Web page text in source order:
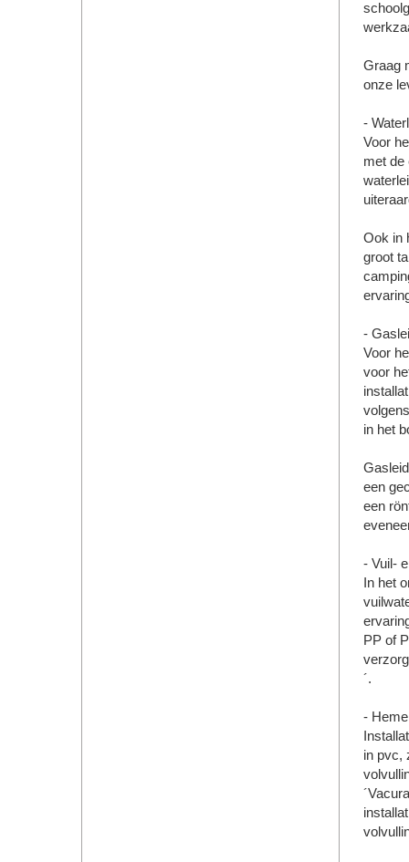
Graag
onze
-
Voor
met de
Ook in
groot
-
Voor
voor
in het
een
een
- Vuil-
In het
PP of
´.
-
in pvc,